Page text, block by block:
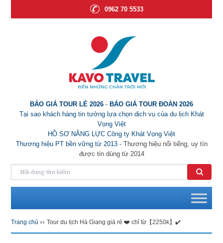
0962 70 5533
BÁO GIÁ TOUR LẺ 2026 - BÁO GIÁ TOUR ĐOÀN 2026
Tại sao khách hàng tin tưởng lựa chọn dịch vụ của du lịch Khát
Vọng Việt
HỒ SƠ NĂNG LỰC Công ty Khát Vọng Việt
Thương hiệu PT bền vững từ 2013- Thương hiệu nổi tiếng, uy tín
được tin dùng từ 2014
Trang chủ ››Tour du lịch Hà Giang giá rẻ ❤️ chỉ từ【2250k】✔️